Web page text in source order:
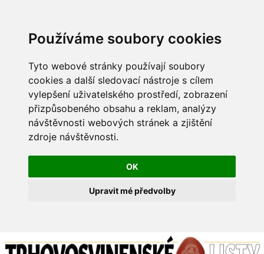
Používáme soubory cookies
Tyto webové stránky používají soubory
cookies a další sledovací nástroje s cílem
vylepšení uživatelského prostředí, zobrazení
přizpůsobeného obsahu a reklam, analýzy
návštěvnosti webových stránek a zjištění
zdroje návštěvnosti.
OK
Upravit mé předvolby